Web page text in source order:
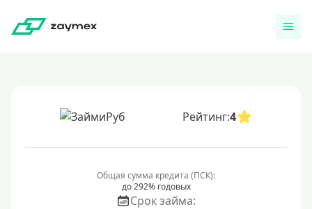
Рейтинг:4
Общая сумма кредита (ПСК):
до 292% годовых
Срок займа: